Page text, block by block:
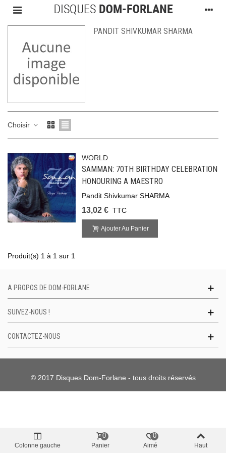
PANDIT SHIVKUMAR SHARMA
Choisir
WORLD
SAMMAN: 70TH BIRTHDAY CELEBRATION
HONOURING A MAESTRO
Pandit Shivkumar SHARMA
13,02 € TTC
Ajouter Au Panier
Produit(s) 1 à 1 sur 1
A PROPOS DE DOM-FORLANE
SUIVEZ-NOUS !
CONTACTEZ-NOUS
© 2017 Disques Dom-Forlane - tous droits réservés
Colonne gauche Panier
0
Aimé
0
Haut